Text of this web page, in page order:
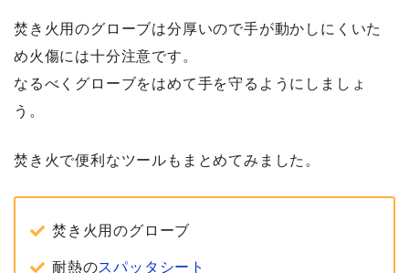
焚き火用のグローブは分厚いので手が動かしにくいた
め火傷には十分注意です。
なるべくグローブをはめて手を守るようにしましょ
う。
焚き火で便利なツールもまとめてみました。
焚き火用のグローブ
耐熱のスパッタシート